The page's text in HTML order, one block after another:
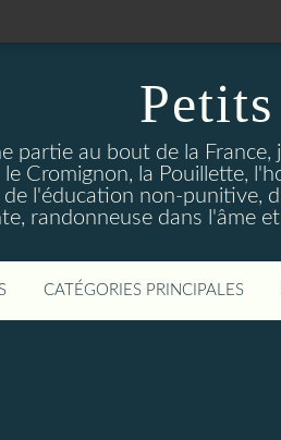
partie au bout de la
Cromignon, la Pouillette,
de l'éducation non-punitive,
randonneuse dans l'âme
CATÉGORIES PRINCIPALES